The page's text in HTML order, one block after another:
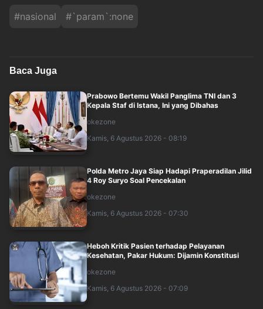
#nasional #`param`:none
Baca Juga
Prabowo Bertemu Wakil Panglima TNI dan 3
Kepala Staf di Istana, Ini yang Dibahas
okezone
Kamis, 6 Agustus 2026 - 08:19
Polda Metro Jaya Siap Hadapi Praperadilan Jilid
4 Roy Suryo Soal Pencekalan
okezone
Kamis, 6 Agustus 2026 - 07:30
Heboh Kritik Pasien terhadap Pelayanan
Kesehatan, Pakar Hukum: Dijamin Konstitusi
okezone
Kamis, 6 Agustus 2026 - 07:09